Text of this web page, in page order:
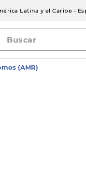
Latina y el Caribe -
(AMR)